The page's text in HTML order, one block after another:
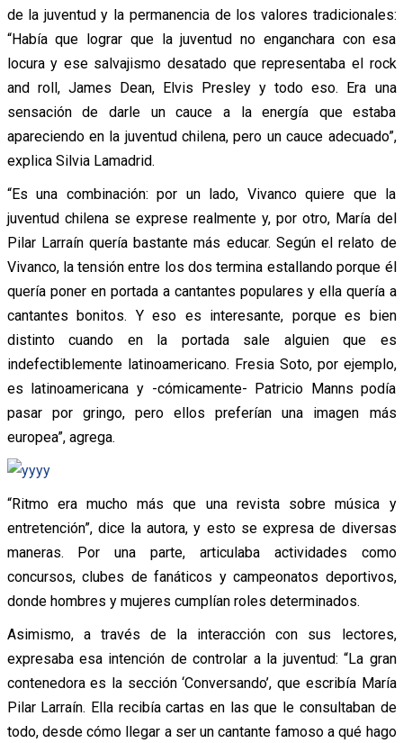
de la juventud y la permanencia de los valores tradicionales:
“Había que lograr que la juventud no enganchara con esa
locura y ese salvajismo desatado que representaba el rock
and roll, James Dean, Elvis Presley y todo eso. Era una
sensación de darle un cauce a la energía que estaba
apareciendo en la juventud chilena, pero un cauce adecuado”,
explica Silvia Lamadrid.
“Es una combinación: por un lado, Vivanco quiere que la
juventud chilena se exprese realmente y, por otro, María del
Pilar Larraín quería bastante más educar. Según el relato de
Vivanco, la tensión entre los dos termina estallando porque él
quería poner en portada a cantantes populares y ella quería a
cantantes bonitos. Y eso es interesante, porque es bien
distinto cuando en la portada sale alguien que es
indefectiblemente latinoamericano. Fresia Soto, por ejemplo,
es latinoamericana y -cómicamente- Patricio Manns podía
pasar por gringo, pero ellos preferían una imagen más
europea”, agrega.
“Ritmo era mucho más que una revista sobre música y
entretención”, dice la autora, y esto se expresa de diversas
maneras. Por una parte, articulaba actividades como
concursos, clubes de fanáticos y campeonatos deportivos,
donde hombres y mujeres cumplían roles determinados.
Asimismo, a través de la interacción con sus lectores,
expresaba esa intención de controlar a la juventud: “La gran
contenedora es la sección ‘Conversando’, que escribía María
Pilar Larraín. Ella recibía cartas en las que le consultaban de
todo, desde cómo llegar a ser un cantante famoso a qué hago